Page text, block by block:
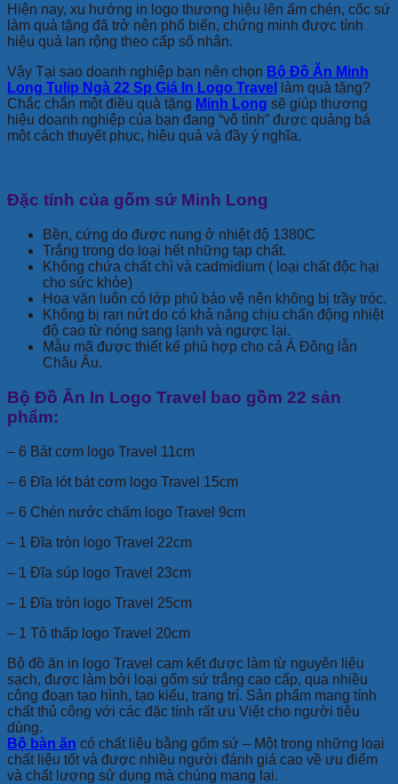
Hiện nay, xu hướng in logo thương hiệu lên ấm chén, cốc sứ
làm quà tặng đã trở nên phổ biến, chứng minh được tính
hiệu quả lan rộng theo cấp số nhân.
Vậy Tại sao doanh nghiệp bạn nên chọn Bộ Đồ Ăn Minh
Long Tulip Ngà 22 Sp Giá In Logo Travel
làm quà tặng?
Chắc chắn một điều quà tặng Minh Long sẽ giúp thương
hiệu doanh nghiệp của bạn đang “vô tình” được quảng bá
một cách thuyết phục, hiệu quả và đầy ý nghĩa.
Đặc tính của gốm sứ Minh Long
Bền, cứng do được nung ở nhiệt độ 1380C
Trắng trong do loại hết những tạp chất.
Không chứa chất chì và cadmidium ( loại chất độc hại
cho sức khỏe)
Hoa văn luôn có lớp phủ bảo vệ nên không bị trầy tróc.
Không bị rạn nứt do có khả năng chịu chấn động nhiệt
độ cao từ nóng sang lạnh và ngược lại.
Mẫu mã được thiết kế phù hợp cho cả Á Đông lẫn
Châu Âu.
Bộ Đồ Ăn In Logo Travel bao gồm 22 sản
phẩm:
– 6 Bát cơm logo Travel 11cm
– 6 Đĩa lót bát cơm logo Travel 15cm
– 6 Chén nước chấm logo Travel 9cm
– 1 Đĩa tròn logo Travel 22cm
– 1 Đĩa súp logo Travel 23cm
– 1 Đĩa tròn logo Travel 25cm
– 1 Tô thấp logo Travel 20cm
Bộ đồ ăn in logo Travel cam kết được làm từ nguyên liệu
sạch, được làm bởi loại gốm sứ trắng cao cấp, qua nhiều
công đoạn tạo hình, tạo kiểu, trang trí. Sản phẩm mang tính
chất thủ công với các đặc tính rất ưu Việt cho người tiêu
dùng.
Bộ bàn ăn có chất liệu bằng gốm sứ – Một trong những loại
chất liệu tốt và được nhiều người đánh giá cao về ưu điểm
và chất lượng sử dụng mà chúng mang lại.